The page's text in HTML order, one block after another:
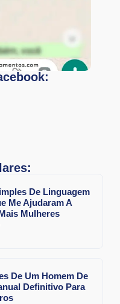
De Linguagem
Me Ajudaram A
Mulheres
De Um Homem De
Definitivo Para